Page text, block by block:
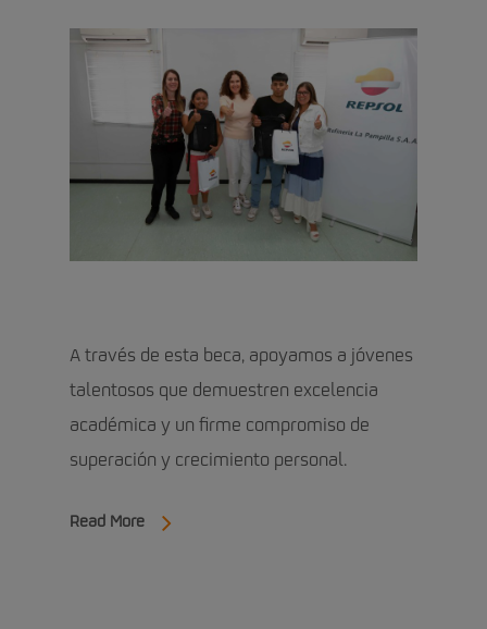
A través de esta beca, apoyamos a jóvenes
talentosos que demuestren excelencia
académica y un firme compromiso de
superación y crecimiento personal.
Read More